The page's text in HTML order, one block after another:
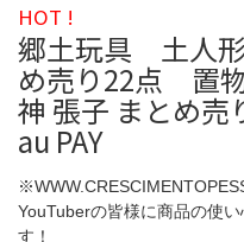
HOT !
郷土玩具 土
め売り22点 置
神 張子 まとめ売
au PAY
YouTuberの皆様に商品の使
す！